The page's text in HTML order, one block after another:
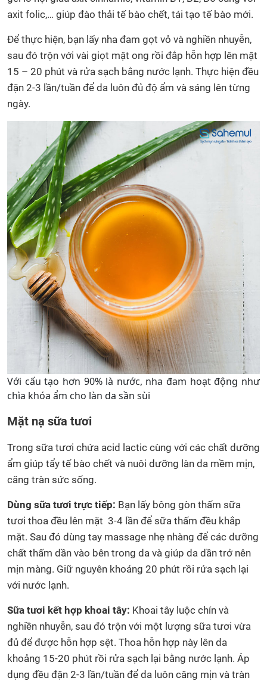
axit folic,… giúp đào thải tế bào chết, tái tạo tế bào mới.
Để thực hiện, bạn lấy nha đam gọt vỏ và nghiền nhuyễn,
sau đó trộn với vài giọt mật ong rồi đắp hỗn hợp lên mặt
15 – 20 phút và rửa sạch bằng nước lạnh. Thực hiện đều
đặn 2-3 lần/tuần để da luôn đủ độ ẩm và sáng lên từng
ngày.
Với cấu tạo hơn 90% là nước, nha đam hoạt động như
chìa khóa ẩm cho làn da sần sùi
Mặt nạ sữa tươi
Trong sữa tươi chứa acid lactic cùng với các chất dưỡng
ẩm giúp tẩy tế bào chết và nuôi dưỡng làn da mềm mịn,
căng tràn sức sống.
Dùng sữa tươi trực tiếp: Bạn lấy bông gòn thấm sữa
tươi thoa đều lên mặt 3-4 lần để sữa thấm đều khắp
mặt. Sau đó dùng tay massage nhẹ nhàng để các dưỡng
chất thấm dần vào bên trong da và giúp da dần trở nên
mịn màng. Giữ nguyên khoảng 20 phút rồi rửa sạch lại
với nước lạnh.
Sữa tươi kết hợp khoai tây: Khoai tây luộc chín và
nghiền nhuyễn, sau đó trộn với một lượng sữa tươi vừa
đủ để được hỗn hợp sệt. Thoa hỗn hợp này lên da
khoảng 15-20 phút rồi rửa sạch lại bằng nước lạnh. Áp
dụng đều đặn 2-3 lần/tuần để da luôn căng mịn và tràn